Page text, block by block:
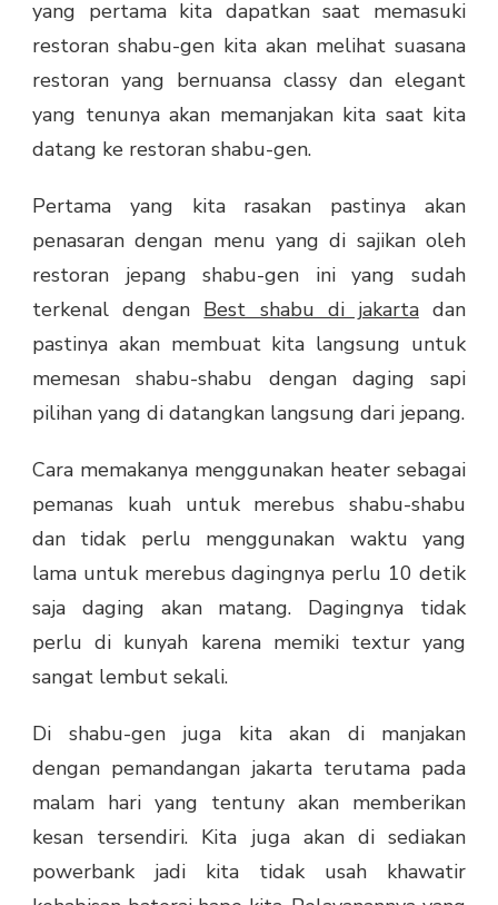
yang pertama kita dapatkan saat memasuki
restoran shabu-gen kita akan melihat suasana
restoran yang bernuansa classy dan elegant
yang tenunya akan memanjakan kita saat kita
datang ke restoran shabu-gen.
Pertama yang kita rasakan pastinya akan
penasaran dengan menu yang di sajikan oleh
restoran jepang shabu-gen ini yang sudah
terkenal dengan Best shabu di jakarta dan
pastinya akan membuat kita langsung untuk
memesan shabu-shabu dengan daging sapi
pilihan yang di datangkan langsung dari jepang.
Cara memakanya menggunakan heater sebagai
pemanas kuah untuk merebus shabu-shabu
dan tidak perlu menggunakan waktu yang
lama untuk merebus dagingnya perlu 10 detik
saja daging akan matang. Dagingnya tidak
perlu di kunyah karena memiki textur yang
sangat lembut sekali.
Di shabu-gen juga kita akan di manjakan
dengan pemandangan jakarta terutama pada
malam hari yang tentuny akan memberikan
kesan tersendiri. Kita juga akan di sediakan
powerbank jadi kita tidak usah khawatir